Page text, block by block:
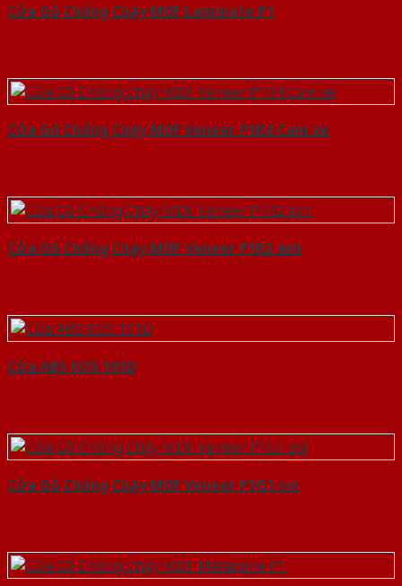
Cửa Gỗ Chống Cháy MDF Laminate P1
Cửa Gỗ Chống Cháy MDF Veneer P1R4 Cam xe
Cửa Gỗ Chống Cháy MDF Veneer P1R2 ash
Cửa ABS KOS 101D
Cửa Gỗ Chống Cháy MDF Veneer P1G1 soi